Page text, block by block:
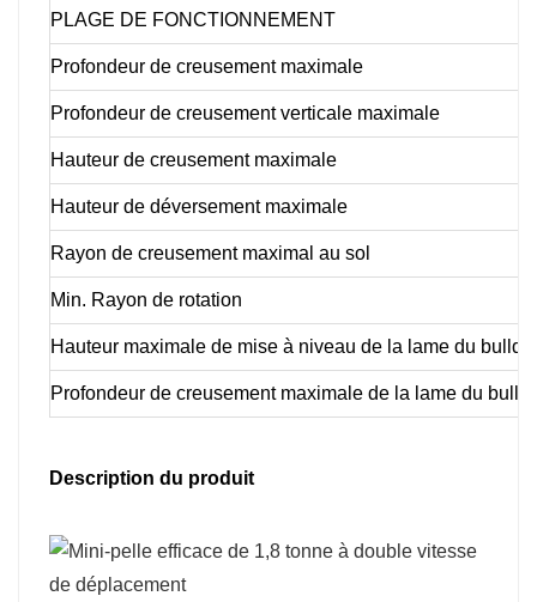
PLAGE DE FONCTIONNEMENT
Profondeur de creusement maximale
Profondeur de creusement verticale maximale
Hauteur de creusement maximale
Hauteur de déversement maximale
Rayon de creusement maximal au sol
Min. Rayon de rotation
Hauteur maximale de mise à niveau de la lame du
Profondeur de creusement maximale de la lame du
Description du produit